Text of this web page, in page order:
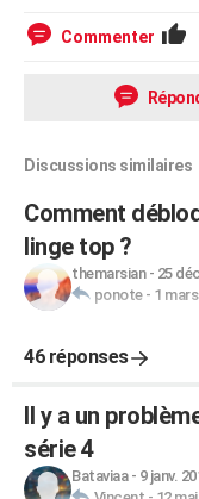
Commenter
Discussions similaires
Comment
linge top ?
themarsian- 25
ponote- 1
46 réponses
Il y a un
série 4
Bataviaa- 9 janv.